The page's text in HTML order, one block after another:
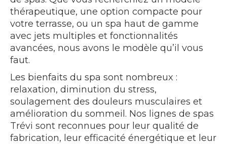
thérapeutique, une option compacte pour
votre terrasse, ou un spa haut de gamme
avec jets multiples et fonctionnalités
avancées, nous avons le modèle qu’il vous
faut.
Les bienfaits du spa sont nombreux :
relaxation, diminution du stress,
soulagement des douleurs musculaires et
amélioration du sommeil. Nos lignes de spas
Trévi sont reconnues pour leur qualité de
fabrication, leur efficacité énergétique et leur